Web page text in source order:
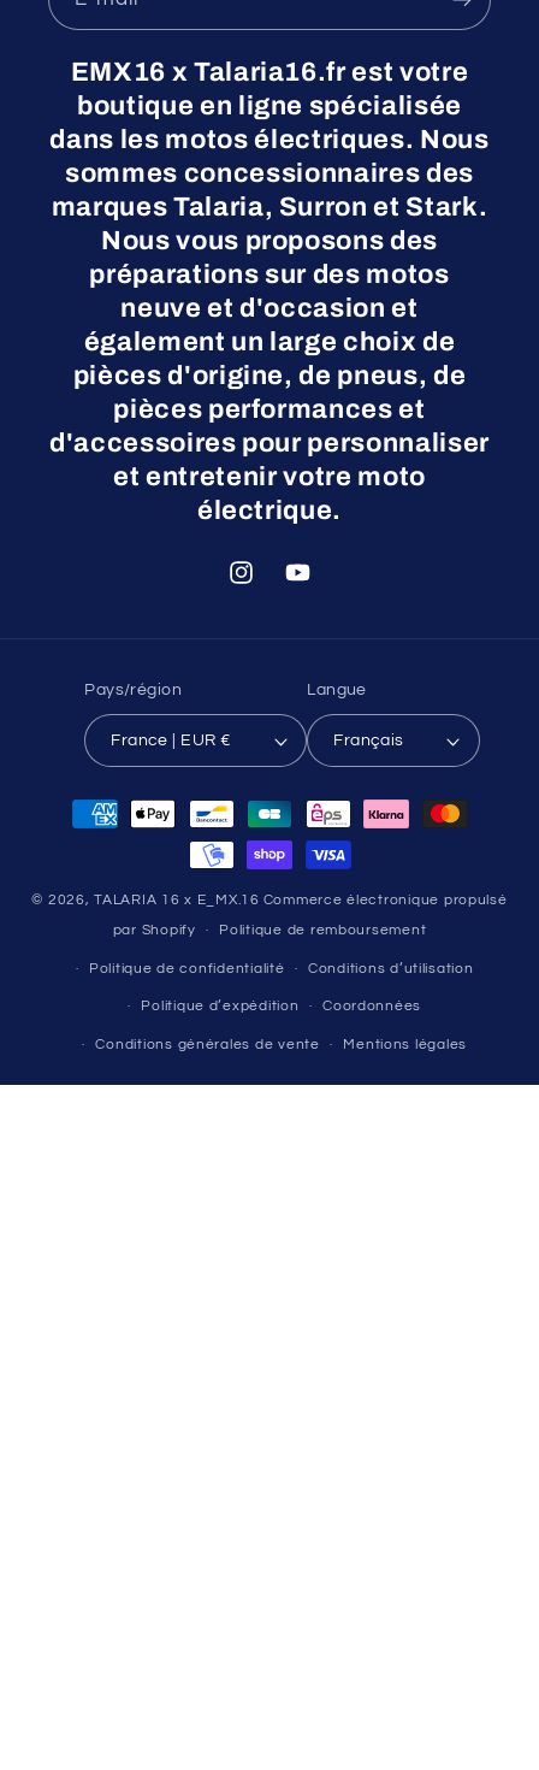
EMX16 x Talaria16.fr est votre
boutique en ligne spécialisée
dans les motos électriques. Nous
sommes concessionnaires des
marques Talaria, Surron et Stark.
Nous vous proposons des
préparations sur des motos
neuve et d'occasion et
également un large choix de
pièces d'origine, de pneus, de
pièces performances et
d'accessoires pour personnaliser
et entretenir votre moto
électrique.
InstagramYouTube
Pays/région
France | EUR €
Langue
Français
Moyens
© 2026,TALARIA 16 x E_MX.16 Commerce électronique propulsé
par Shopify Politique de remboursement
Politique de confidentialité Conditions d’utilisation
Politique d’expédition Coordonnées
Conditions générales de vente Mentions légales